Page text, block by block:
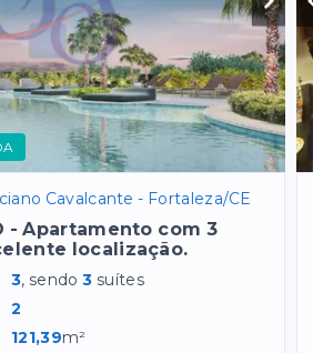
Cavalcante - Fortaleza/CE
- Apartamento com 3
localização.
3, sendo3 suítes
2
121,39m²